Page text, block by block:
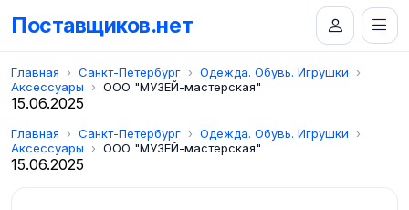
Поставщиков.нет
Главная Санкт-Петербург
Одежда. Обувь. Игрушки
Аксессуары
ООО "МУЗЕЙ-мастерская"
15.06.2025
Главная Санкт-Петербург
Одежда. Обувь. Игрушки
Аксессуары
ООО "МУЗЕЙ-мастерская"
15.06.2025